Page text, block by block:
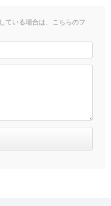
ている場合は、こちらのフ